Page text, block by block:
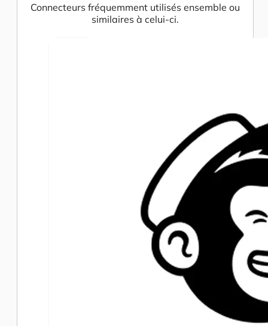
Connecteurs fréquemment utilisés ensemble ou
similaires à celui-ci.